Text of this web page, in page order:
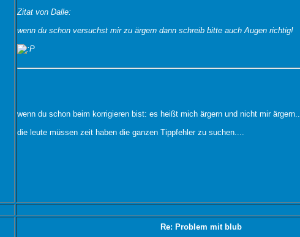
Zitat von Dalle:
wenn du schon versuchst mir zu ärgern dann schreib bitte auch Augen richtig!
wenn du schon beim korrigieren bist: es heißt mich ärgern und nicht mir ärgern..
die leute müssen zeit haben die ganzen Tippfehler zu suchen....
Re: Problem mit blub